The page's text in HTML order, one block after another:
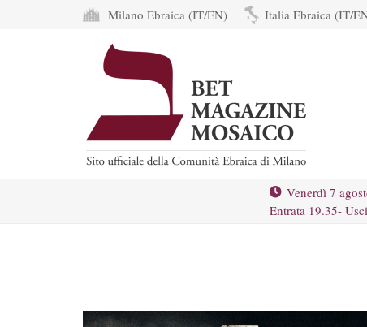
Milano Ebraica (IT/EN) Italia Ebraica (IT/
Venerdì 7
Entrata 19.35-